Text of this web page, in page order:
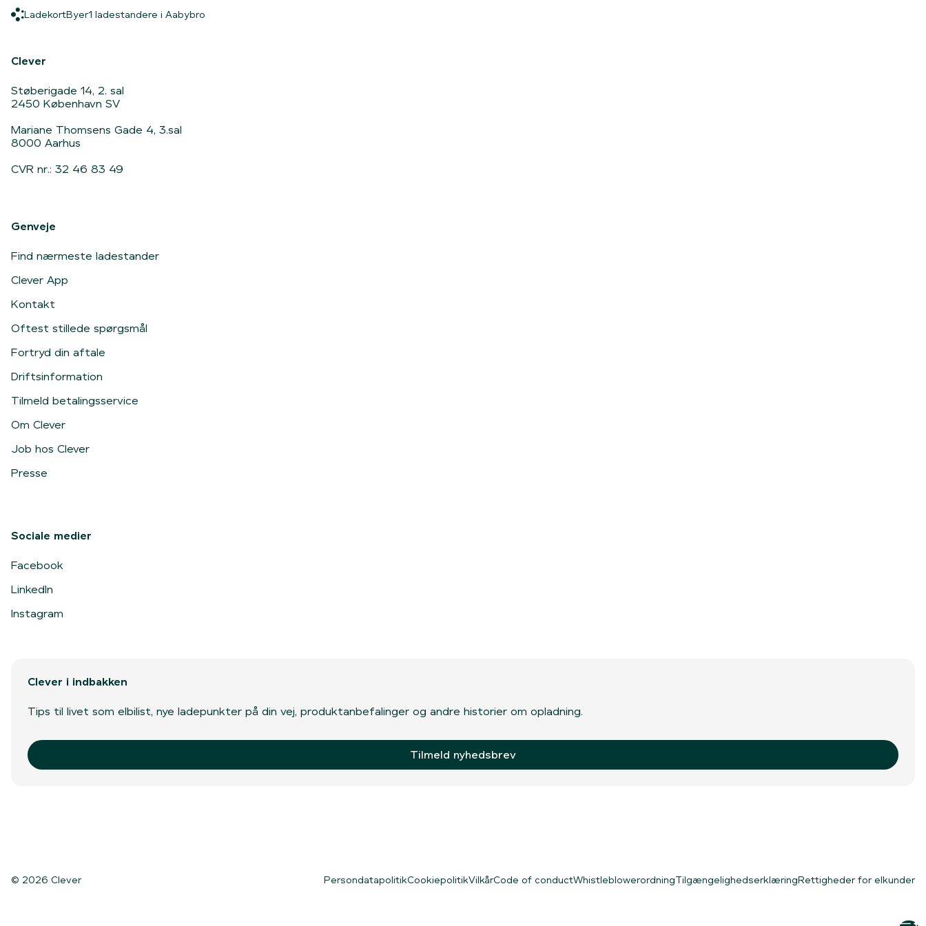
LadekortLadekort
ByerByer
1 ladestandere i Aabybro
Clever
Støberigade 14, 2. sal
2450 København SV
Mariane Thomsens Gade 4, 3.sal
8000 Aarhus
CVR nr.: 32 46 83 49
Genveje
Find nærmeste ladestander
Clever App
Kontakt
Oftest stillede spørgsmål
Fortryd din aftale
Driftsinformation
Tilmeld betalingsservice
Om Clever
Job hos Clever
Presse
Sociale medier
Facebook
LinkedIn
Instagram
Clever i indbakken
Tips til livet som elbilist, nye ladepunkter på din vej, produktanbefalinger og andre historier om opladning.
Tilmeld nyhedsbrev
© 2026 Clever PersondatapolitikCookiepolitikVilkårCode of conductWhistleblowerordningTilgængelighedserklæringRettigheder for elkunder